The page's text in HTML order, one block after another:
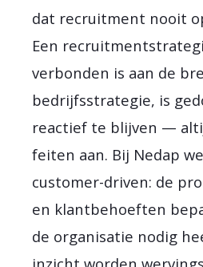
dat recruitment nooit
Een
verbonden is aan de
bedrijfsstrategie, is
reactief te blijven —
feiten aan. Bij Nedap
customer-driven: de
en klantbehoeften
de organisatie nodig